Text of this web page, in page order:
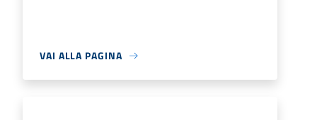
VAI ALLA PAGINA